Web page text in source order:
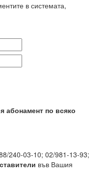
в системата,
абонамент по всяко
240-03-10; 02/981-13-93;
във Вашия